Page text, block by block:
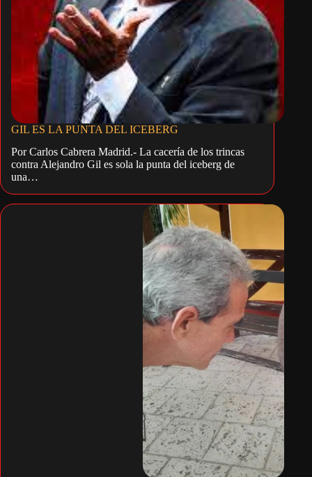
GIL ES LA PUNTA DEL ICEBERG
Por Carlos Cabrera Madrid.- La cacería de los trincas
contra Alejandro Gil es sola la punta del iceberg de
una…